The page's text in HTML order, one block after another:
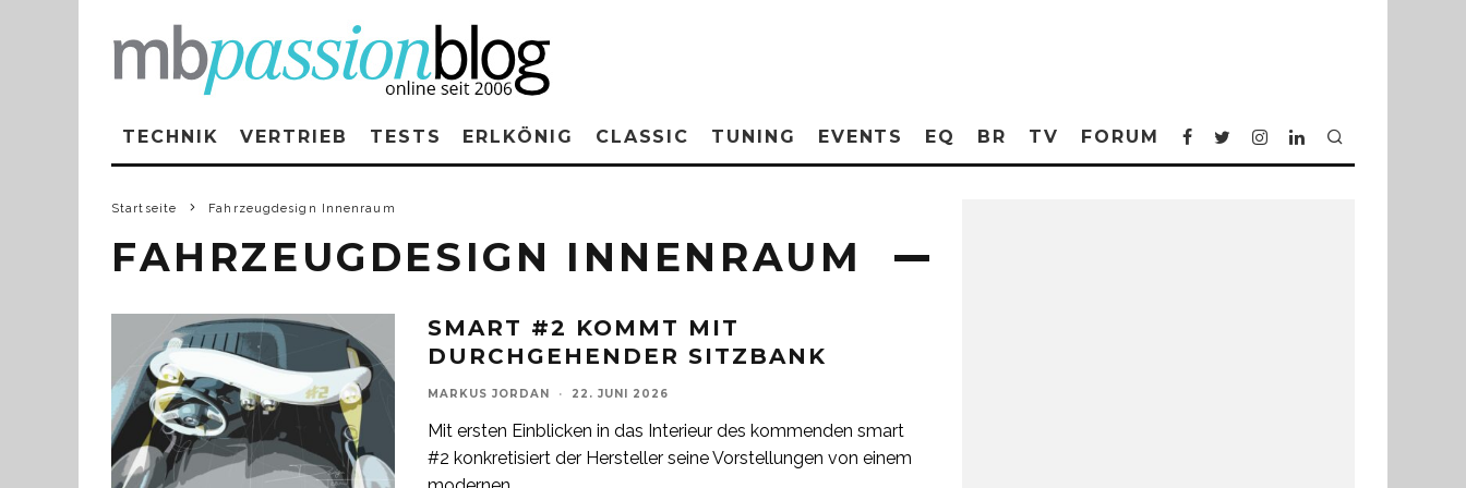
TECHNIK VERTRIEB TESTS ERLKÖNIG CLASSIC TUNING EVENTS EQ BR TV FORUM
Startseite Fahrzeugdesign Innenraum
FAHRZEUGDESIGN INNENRAUM
SMART #2 KOMMT MIT
DURCHGEHENDER SITZBANK
MARKUS JORDAN · 22. JUNI 2026
Mit ersten Einblicken in das Interieur des kommenden smart
#2 konkretisiert der Hersteller seine Vorstellungen von einem